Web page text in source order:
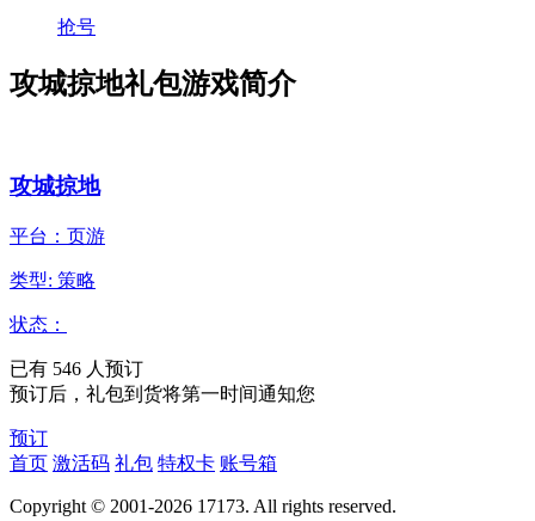
抢号
攻城掠地礼包游戏简介
攻城掠地
平台：页游
类型: 策略
状态：
已有 546 人预订
预订后，礼包到货将第一时间通知您
预订
首页 激活码 礼包 特权卡 账号箱
Copyright © 2001-2026 17173. All rights reserved.